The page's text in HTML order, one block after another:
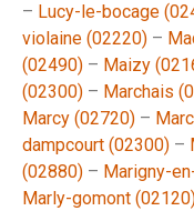
– Lucy-le-bocage
violaine (02220) –
(02490) – Maizy
(02300) – Marchais
Marcy (02720) –
dampcourt (02300) –
(02880) – Marigny-
Marly-gomont